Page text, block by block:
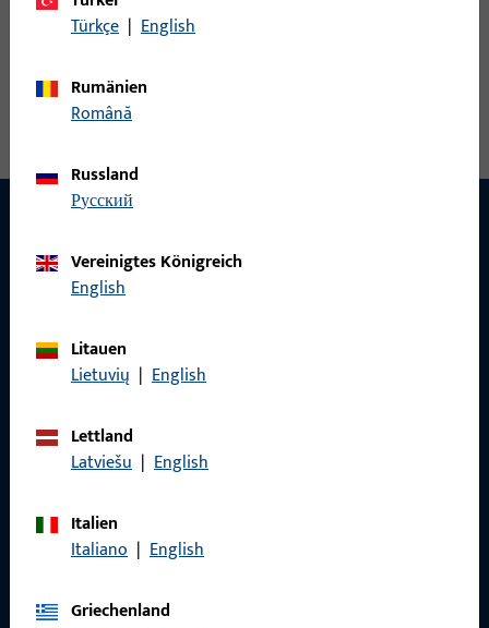
Abdeckschiene, Profilwerkstoff Aluminium, Gesamtbreite 89
mm, Gesamthöhe / -tiefe 38,2 mm, Gesamtlänge 6.000 mm
KONTAKT
Haben Sie Fragen oder wünschen Sie persönliche Beratung?
Rufen Sie uns an
Türkçe | English
Rumänien
Română
Russland
русский
Vereinigtes Königreich
English
Litauen
Lietuvių | English
Lettland
Latviešu | English
Italien
Italiano | English
Griechenland